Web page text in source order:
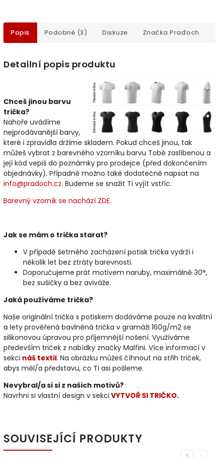
Popis Podobné (3) Diskuze Značka Praďoch
Detailní popis produktu
Chceš jinou barvu
trička?
Nahoře uvádíme
nejprodávanější barvy,
které i zpravidla držíme skladem. Pokud chceš jinou, tak
můžeš vybrat z barevného vzorníku barvu Tobě zaslíbenou a
její kód vepiš do poznámky pro prodejce (před dokončením
objednávky). Případně možno také dodatečně napsat na
info@pradoch.cz. Budeme se snažit Ti vyjít vstříc.
Barevný vzorník se nachází ZDE.
Jak se mám o trička starat?
V případě šetrného zacházení potisk trička vydrží i
několik let bez ztráty barevnosti.
Doporučujeme prát motivem naruby, maximálně 30°,
bez sušičky a bez aviváže.
Jaká používáme trička?
Naše originální trička s potiskem dodáváme pouze na kvalitní
a lety prověřená bavlněná trička v gramáži 160g/m2 se
silikonovou úpravou pro příjemnější nošení. Využíváme
především triček z nabídky značky Malfini. Více informací v
sekci náš textil. Na obrázku můžeš číhnout na střih triček,
abys měl/a představu, co Ti asi pošleme.
Nevybral/a si si z našich motivů?
Navrhni si vlastní design v sekci VYTVOŘ SI TRIČKO.
SOUVISEJÍCÍ PRODUKTY
PreviousNext